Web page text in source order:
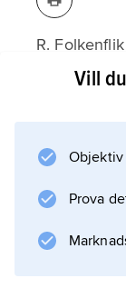
R.
TheVill
Objektiv
Prova